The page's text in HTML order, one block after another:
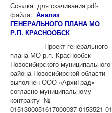
Ссылка для скачивания pdf-
файла: Анализ
ГЕНЕРАЛЬНОГО ПЛАНА МО
Р.П. КРАСНООБСК
Проект генерального
плана МО р.п. Краснообск
Новосибирского муниципального
района Новосибирской области
выполнен ООО «АрхиГрад»
согласно муниципальному
контракту №
0151300051617000037-0153521-01